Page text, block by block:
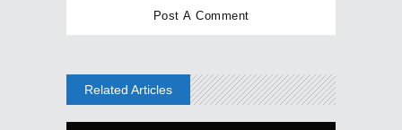
Related Articles